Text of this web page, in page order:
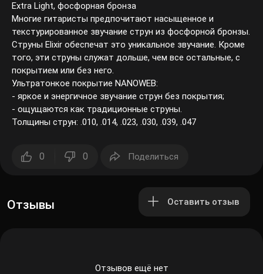
Extra Light, фосфорная бронза
Многие гитаристы предпочитают насыщенное и
текстурированное звучание струн из фосфорной бронзы.
Струны Elixir обеспечат это уникальное звучание. Кроме
того, эти струны служат дольше, чем все остальные, с
покрытием или без него.
Ультратонкое покрытие NANOWEB:
- яркое и энергичное звучание струн без покрытия;
- ощущаются как традиционные струны.
Толщины струн: .010, .014, .023, .030, .039, .047
0 0 Поделиться
Отзывы Оставить отзыв
Отзывов ещё нет